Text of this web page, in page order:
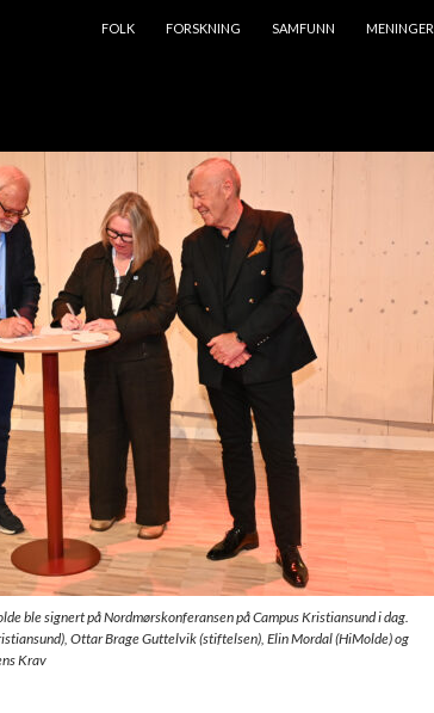
FOLK
FORSKNING SAMFUNN MENINGER
ble signert på Nordmørskonferansen på Campus Kristiansund i dag.
Ottar Brage Guttelvik (stiftelsen), Elin Mordal (HiMolde) og
Krav